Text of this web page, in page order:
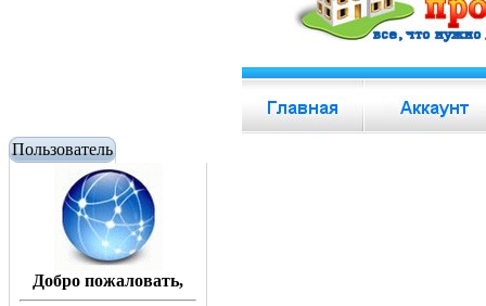
Пользователь
Добро пожаловать,